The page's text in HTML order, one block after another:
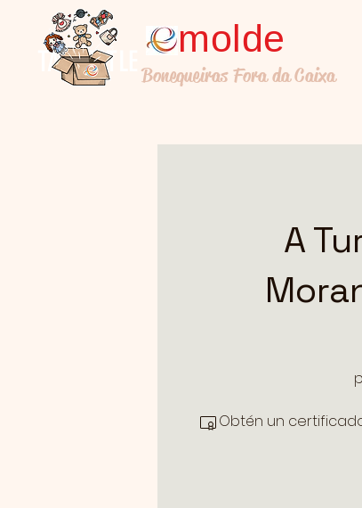
molde
Bonequeiras Fora da Caixa
A
Obtén un
TALL TITLE